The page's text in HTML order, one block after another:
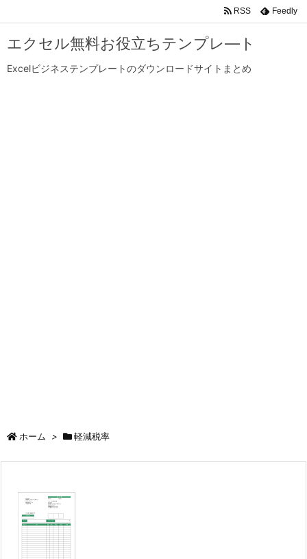
RSS Feedly
エクセル無料お役立ちテンプレ―ト
Excelビジネステンプレートのダウンロードサイトまとめ
ホーム > 軽減税率